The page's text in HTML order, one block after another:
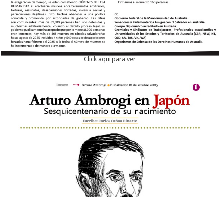
Click aqui para ver